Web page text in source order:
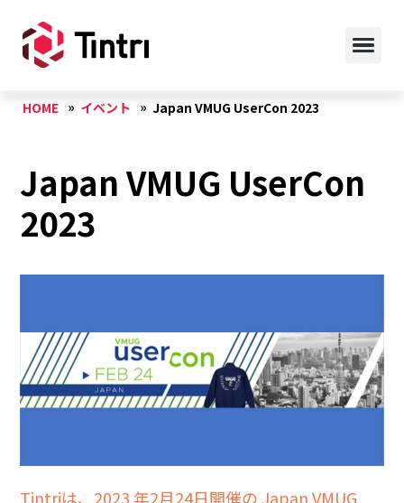
HOME イベント Japan VMUG UserCon 2023
Japan VMUG UserCon
2023
Tintriは、2023 年2月24日開催の Japan VMUG